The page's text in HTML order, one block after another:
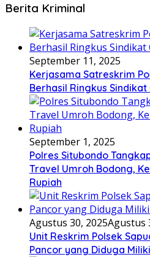
Berita Kriminal
September 11, 2025
Kerjasama Satreskrim
Berhasil Ringkus
September 1, 2025
Polres Situbondo
Travel Umroh Bodong,
Rupiah
Agustus 30, 2025Agustus
Unit Reskrim Polsek
Pancor yang Diduga